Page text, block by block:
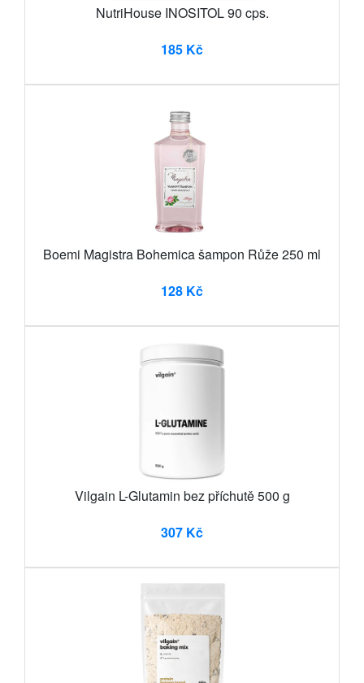
NutriHouse INOSITOL 90 cps.
185 Kč
Boemi Magistra Bohemica šampon Růže 250 ml
128 Kč
Vilgain L-Glutamin bez příchutě 500 g
307 Kč